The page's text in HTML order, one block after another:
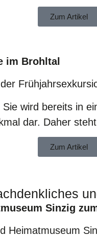
Zum Artikel
im Brohltal
wird bereits in
dar. Daher
Zum Artikel
Sinzig
Heimatmuseum